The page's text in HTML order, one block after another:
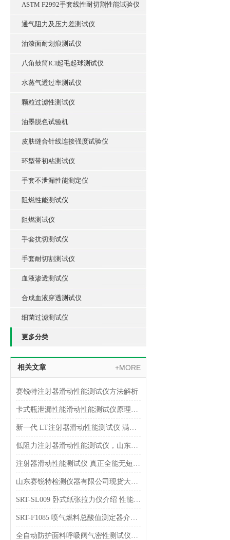
ASTM F2992手套线性耐切割性能试验仪
通气阻力及压力差测试仪
油漆面耐划痕测试仪
八角鼓筒ICI起毛起球测试仪
水蒸气透过率测试仪
颗粒过滤性测试仪
油墨脱色试验机
皮肤缝合针线连接强度试验仪
环型带初粘测试仪
手套不泄漏性能测定仪
阻燃性能测试仪
阻燃测试仪
手套抗切测试仪
手套耐切割测试仪
血液渗透测试仪
合成血液穿透测试仪
细菌过滤测试仪
更多分类
相关文章 +MORE
赛锐特注射器滑动性能测试仪方法解析
卡式瓶泄漏性能滑动性能测试仪原理方法分析
新一代 LT注射器滑动性能测试仪 满足YBB00162004-2015
低阻力注射器滑动性能测试仪，山东赛锐特
注射器滑动性能测试仪 真正全能无短板，山东赛锐特
山东赛锐特检测仪器有限公司现货大量供应笔式注射器滑动性能测试仪！
SRT-SL009 卧式纸张拉力仪介绍 性能稳定
SRT-F1085 喷气燃料总酸值测定器介绍 检测数据稳定
全自动防护面料呼吸阀气密性测试仪的详细参数